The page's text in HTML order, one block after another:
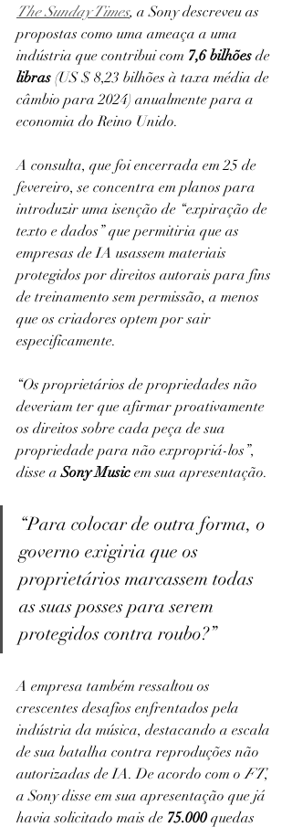
The Sunday Times, a Sony descreveu as
propostas como uma ameaça a uma
indústria que contribui com 7,6 bilhões de
libras (US $ 8,23 bilhões à taxa média de
câmbio para 2024) anualmente para a
economia do Reino Unido.
A consulta, que foi encerrada em 25 de
fevereiro, se concentra em planos para
introduzir uma isenção de “expiração de
texto e dados” que permitiria que as
empresas de IA usassem materiais
protegidos por direitos autorais para fins
de treinamento sem permissão, a menos
que os criadores optem por sair
especificamente.
“Os proprietários de propriedades não
deveriam ter que afirmar proativamente
os direitos sobre cada peça de sua
propriedade para não expropriá-los”,
disse a Sony Music em sua apresentação.
“Para colocar de outra forma, o
governo exigiria que os
proprietários marcassem todas
as suas posses para serem
protegidos contra roubo?”
A empresa também ressaltou os
crescentes desafios enfrentados pela
indústria da música, destacando a escala
de sua batalha contra reproduções não
autorizadas de IA. De acordo com o FT,
a Sony disse em sua apresentação que já
havia solicitado mais de 75.000 quedas